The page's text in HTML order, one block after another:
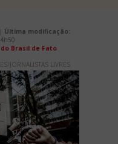
Última modificação:
Brasil de Fato
JORNALISTAS LIVRES